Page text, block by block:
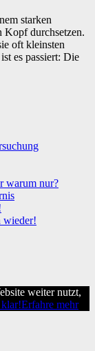
starken
Kopf durchsetzen.
oft kleinsten
es passiert: Die
warum nur?
wieder!
weiter nutzt,
Erfahre mehr